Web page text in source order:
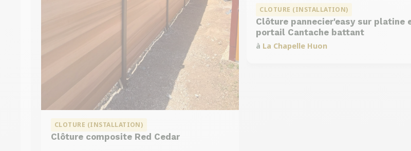
CLOTURE (INSTALLATION)
Clôture composite Red Cedar
CLOTURE (INSTALLATION)
Clôture pannecier'easy sur platine
portail Cantache battant
à La Chapelle Huon